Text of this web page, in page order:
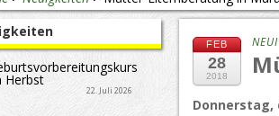
FEB
28
2018
Donnerstag,
Herbst
22. Juli 2026